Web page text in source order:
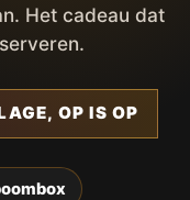
Het cadeau dat
OP IS OP